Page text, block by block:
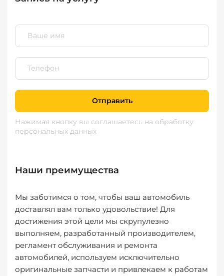
Отправить
Нажимая кнопку вы соглашаетесь на обработку
персональных данных
Наши преимущества
Мы заботимся о том, чтобы ваш автомобиль
доставлял вам только удовольствие! Для
достижения этой цели мы скрупулезно
выполняем, разработанный производителем,
регламент обслуживания и ремонта
автомобилей, используем исключительно
оригинальные запчасти и привлекаем к работам